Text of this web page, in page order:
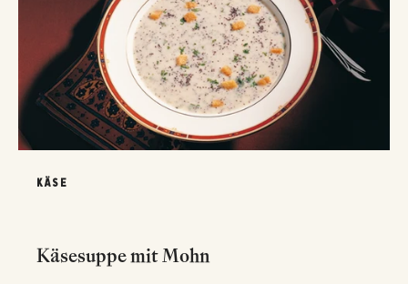
KÄSE
Käsesuppe mit Mohn